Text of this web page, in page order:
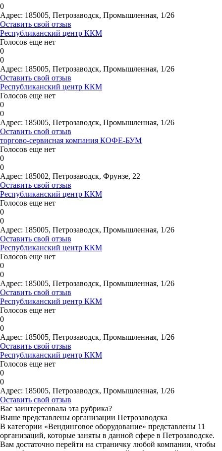
0
Адрес: 185005, Петрозаводск, Промышленная, 1/26
Оставить свой отзыв
Республиканский центр ККМ
Голосов еще нет
0
0
Адрес: 185005, Петрозаводск, Промышленная, 1/26
Оставить свой отзыв
Республиканский центр ККМ
Голосов еще нет
0
0
Адрес: 185005, Петрозаводск, Промышленная, 1/26
Оставить свой отзыв
торгово-сервисная компания КОФЕ-БУМ
Голосов еще нет
0
0
Адрес: 185002, Петрозаводск, Фрунзе, 22
Оставить свой отзыв
Республиканский центр ККМ
Голосов еще нет
0
0
Адрес: 185005, Петрозаводск, Промышленная, 1/26
Оставить свой отзыв
Республиканский центр ККМ
Голосов еще нет
0
0
Адрес: 185005, Петрозаводск, Промышленная, 1/26
Оставить свой отзыв
Республиканский центр ККМ
Голосов еще нет
0
0
Адрес: 185005, Петрозаводск, Промышленная, 1/26
Оставить свой отзыв
Республиканский центр ККМ
Голосов еще нет
0
0
Адрес: 185005, Петрозаводск, Промышленная, 1/26
Оставить свой отзыв
Вас заинтересовала эта рубрика?
Выше представлены организации Петрозаводска
В категории «Вендинговое оборудование» представлены 11
организаций, которые заняты в данной сфере в Петрозаводске.
Вам достаточно перейти на страничку любой компании, чтобы